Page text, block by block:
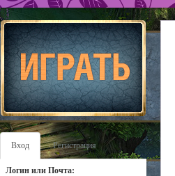
Вход Регистрация
Логин или Почта: